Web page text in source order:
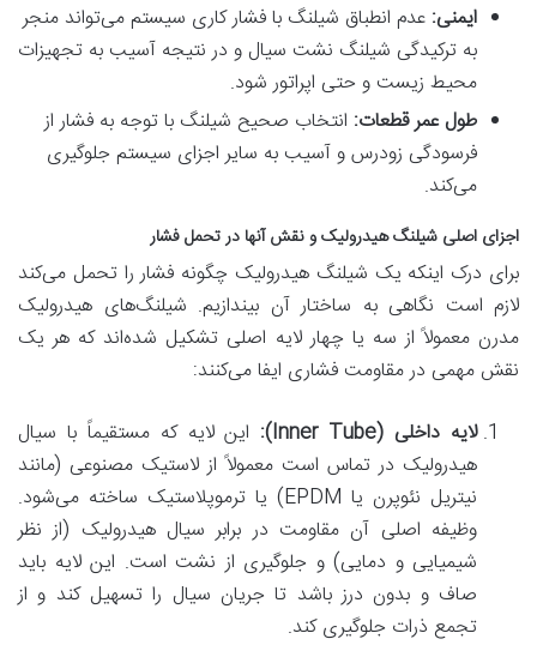
ایمنی: عدم انطباق شیلنگ با فشار کاری سیستم می‌تواند منجر
به ترکیدگی شیلنگ نشت سیال و در نتیجه آسیب به تجهیزات
محیط زیست و حتی اپراتور شود.
طول عمر قطعات: انتخاب صحیح شیلنگ با توجه به فشار از
فرسودگی زودرس و آسیب به سایر اجزای سیستم جلوگیری
می‌کند.
اجزای اصلی شیلنگ هیدرولیک و نقش آنها در تحمل فشار
برای درک اینکه یک شیلنگ هیدرولیک چگونه فشار را تحمل می‌کند
لازم است نگاهی به ساختار آن بیندازیم. شیلنگ‌های هیدرولیک
مدرن معمولاً از سه یا چهار لایه اصلی تشکیل شده‌اند که هر یک
نقش مهمی در مقاومت فشاری ایفا می‌کنند:
لایه داخلی (Inner Tube):
این لایه که مستقیماً با سیال
هیدرولیک در تماس است معمولاً از لاستیک مصنوعی (مانند
نیتریل نئوپرن یا EPDM) یا ترموپلاستیک ساخته می‌شود.
وظیفه اصلی آن مقاومت در برابر سیال هیدرولیک (از نظر
شیمیایی و دمایی) و جلوگیری از نشت است. این لایه باید
صاف و بدون درز باشد تا جریان سیال را تسهیل کند و از
تجمع ذرات جلوگیری کند.